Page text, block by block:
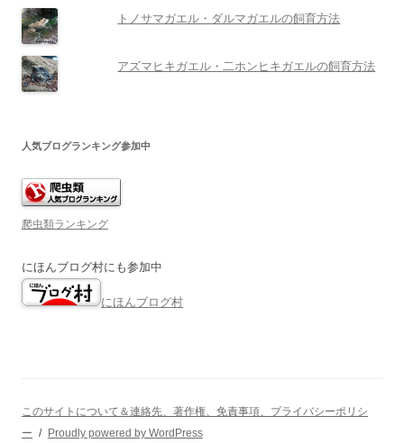
トノサマガエル・ダルマガエルの飼育方法
アズマヒキガエル・二ホンヒキガエルの飼育方法
人気ブログランキング参加中
爬虫類ランキング
にほんブログ村にも参加中
にほんブログ村
このサイトについて＆連絡先、著作権、免責事項、プライバシーポリシ
ー
Proudly powered by WordPress